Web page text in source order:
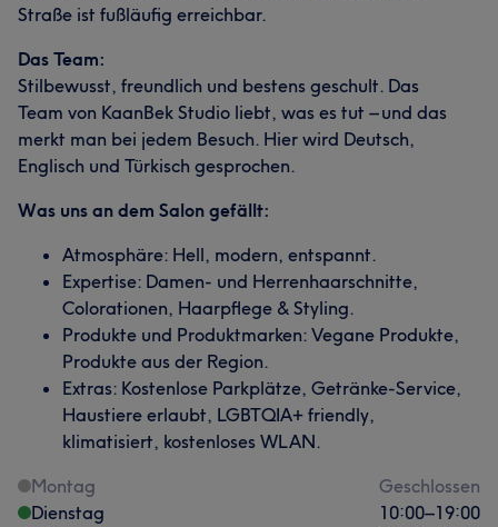
Straße ist fußläufig erreichbar.
Das Team:
Stilbewusst, freundlich und bestens geschult. Das
Team von KaanBek Studio liebt, was es tut – und das
merkt man bei jedem Besuch. Hier wird Deutsch,
Englisch und Türkisch gesprochen.
Was uns an dem Salon gefällt:
Atmosphäre: Hell, modern, entspannt.
Expertise: Damen- und Herrenhaarschnitte,
Colorationen, Haarpflege & Styling.
Produkte und Produktmarken: Vegane Produkte,
Produkte aus der Region.
Extras: Kostenlose Parkplätze, Getränke-Service,
Haustiere erlaubt, LGBTQIA+ friendly,
klimatisiert, kostenloses WLAN.
Montag
Geschlossen
Dienstag
10:00–19:00